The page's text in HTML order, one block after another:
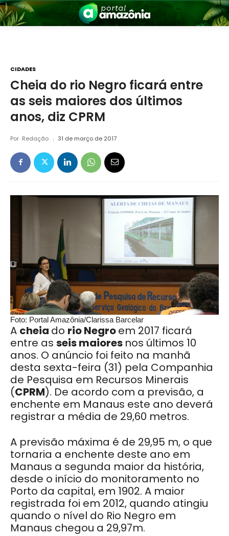
Amazônia
CIDADES
Cheia do rio Negro ficará entre
as seis maiores dos últimos
anos, diz CPRM
Por Redação 31 de março de 2017
Foto: Portal Amazônia/Clarissa Barcelar
A cheia do rioNegroem 2017 ficará
entre as seismaiores nos últimos 10
anos. O anúncio foi feito na manhã
desta sexta-feira (31) pela Companhia
de Pesquisa em Recursos Minerais
(CPRM). De acordo com a previsão, a
enchente em Manaus este ano deverá
registrar a média de 29,60 metros.
A previsão máxima é de 29,95 m, o que
tornaria a enchente deste ano em
Manaus a segunda maior da história,
desde o início do monitoramento no
Porto da capital, em 1902. A maior
registrada foi em 2012, quando atingiu
quando o nível do Rio Negro em
Manaus chegou a 29,97m.